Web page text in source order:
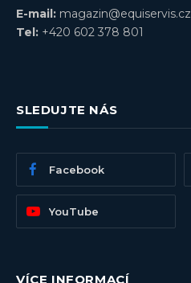
E-mail: magazin@equiservis.cz
Tel: +420 602 378 801
SLEDUJTE NÁS
Facebook
YouTube
VÍCE INFORMACÍ